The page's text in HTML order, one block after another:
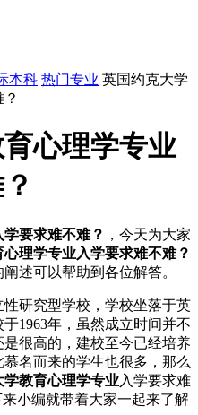
本科 热门专业 英国约克大学
心理学专业
要求难不难？ ，今天为大家
理学专业入学要求难不难？
述可以帮助到各位解答。
研究型学校，学校坐落于英
1963年，虽然成立时间并不
很高的，建校至今已经培养
名而来的学生也很多，那么
学教育心理学专业入学要求难
小编就带着大家一起来了解